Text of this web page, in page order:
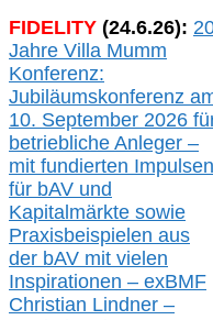
FIDELITY (24.6.26):
Jahre Villa Mumm
Konferenz:
Jubiläumskonferenz
10. September 2026
betriebliche Anleger –
mit fundierten Impulsen
für bAV und
Kapitalmärkte sowie
Praxisbeispielen aus
der bAV mit vielen
Inspirationen – exBMF
Christian Lindner –